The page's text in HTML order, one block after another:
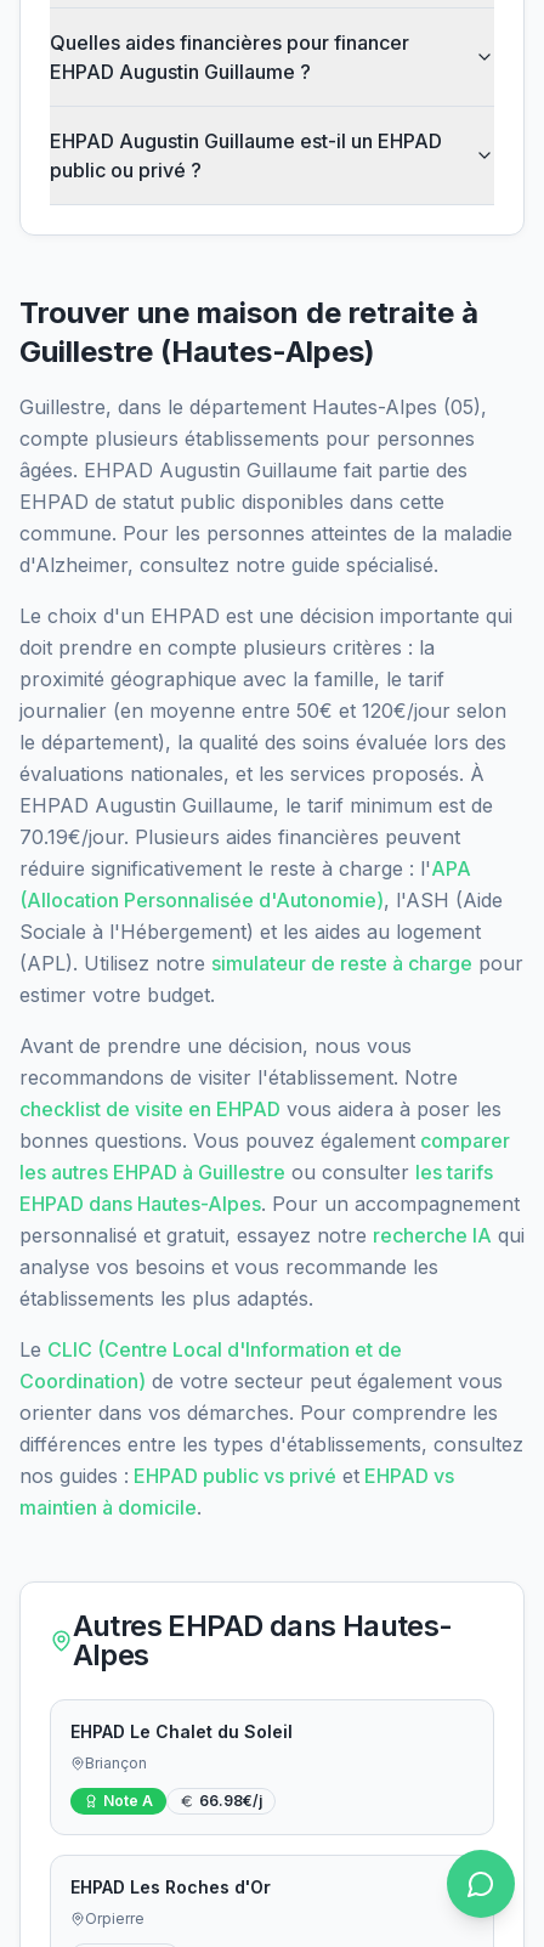
Quelles aides financières pour financer
EHPAD Augustin Guillaume ?
EHPAD Augustin Guillaume est-il un EHPAD
public ou privé ?
Trouver une maison de retraite à
Guillestre (Hautes-Alpes)
Guillestre, dans le département Hautes-Alpes (05),
compte plusieurs établissements pour personnes
âgées. EHPAD Augustin Guillaume fait partie des
EHPAD de statut public disponibles dans cette
commune. Pour les personnes atteintes de la maladie
d'Alzheimer, consultez notre guide spécialisé.
Le choix d'un EHPAD est une décision importante qui
doit prendre en compte plusieurs critères : la
proximité géographique avec la famille, le tarif
journalier (en moyenne entre 50€ et 120€/jour selon
le département), la qualité des soins évaluée lors des
évaluations nationales, et les services proposés. À
EHPAD Augustin Guillaume, le tarif minimum est de
70.19€/jour. Plusieurs aides financières peuvent
réduire significativement le reste à charge : l'APA
(Allocation Personnalisée d'Autonomie), l'ASH (Aide
Sociale à l'Hébergement) et les aides au logement
(APL). Utilisez notre simulateur de reste à charge pour
estimer votre budget.
Avant de prendre une décision, nous vous
recommandons de visiter l'établissement. Notre
checklist de visite en EHPAD vous aidera à poser les
bonnes questions. Vous pouvez également comparer
les autres EHPAD à Guillestre ou consulter les tarifs
EHPAD dans Hautes-Alpes. Pour un accompagnement
personnalisé et gratuit, essayez notre recherche IA qui
analyse vos besoins et vous recommande les
établissements les plus adaptés.
Le CLIC (Centre Local d'Information et de
Coordination) de votre secteur peut également vous
orienter dans vos démarches. Pour comprendre les
différences entre les types d'établissements, consultez
nos guides : EHPAD public vs privé et EHPAD vs
maintien à domicile.
Autres EHPAD dans Hautes-
Alpes
EHPAD Le Chalet du Soleil
Briançon
Note A 66.98€/j
EHPAD Les Roches d'Or
Orpierre